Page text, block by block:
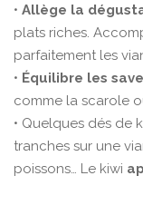
• Allège la
plats riches.
parfaitement les
• Équilibre les
comme la scarole
• Quelques dés de
tranches sur une
poissons… Le kiwi